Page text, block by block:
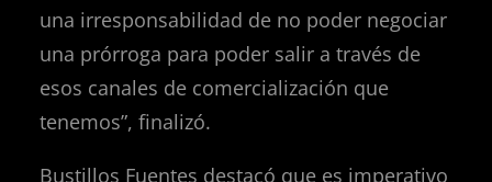
una irresponsabilidad de no poder negociar
una prórroga para poder salir a través de
esos canales de comercialización que
tenemos”, finalizó.
Bustillos Fuentes destacó que es imperativo